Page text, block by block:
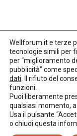
Credits: LO Studio
Wellforum.it e terze
tecnologie simili per
per “miglioramento
pubblicità” come
dati . Il rifiuto del
funzioni.
Puoi liberamente
qualsiasi momento,
Usa il pulsante
o chiudi questa